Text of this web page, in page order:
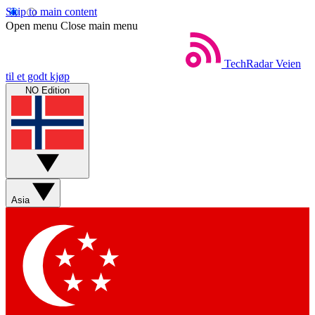
Skip to main content
Open menu Close main menu
TechRadar Veien
til et godt kjøp
NO Edition
Asia